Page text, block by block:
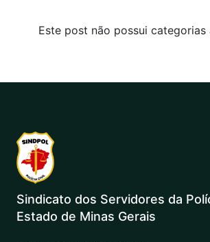
Este post não possui categorias
Sindicato dos Servidores da
Estado de Minas Gerais